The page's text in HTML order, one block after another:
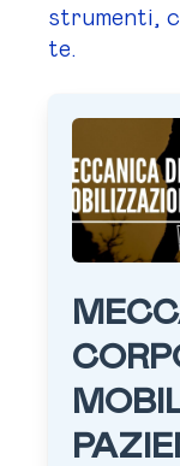
strumenti,
te.